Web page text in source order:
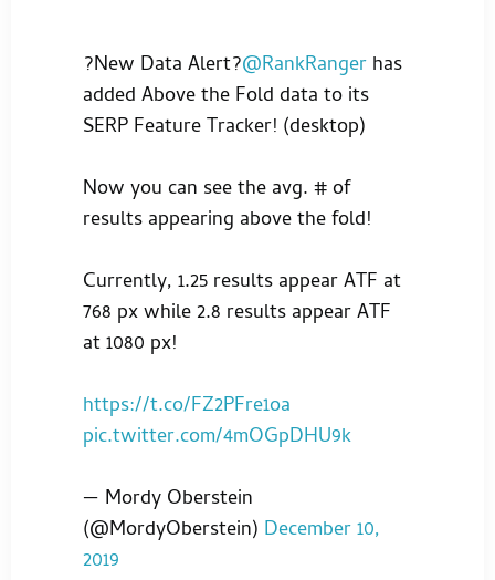
?New Data Alert?@RankRanger has
added Above the Fold data to its
SERP Feature Tracker! (desktop)
Now you can see the avg. # of
results appearing above the fold!
Currently, 1.25 results appear ATF at
768 px while 2.8 results appear ATF
at 1080 px!
https://t.co/FZ2PFre1oa
pic.twitter.com/4mOGpDHU9k
— Mordy Oberstein
(@MordyOberstein) December 10,
2019